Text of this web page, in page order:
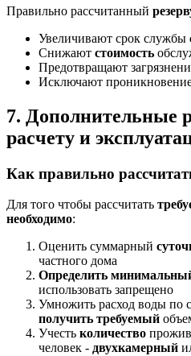
Правильно рассчитанный
Увеличивают срок службы
Снижают стоимость
Предотвращают
Исключают проникновение
7. Дополнительные
расчету и
Как правильно
Для того чтобы рассчитать
необходимо:
Оценить суммарный
частного дома
Определить
использовать запрещено
Умножить расход воды по
получить требуемый
Учесть количество
человек - двухкамерный